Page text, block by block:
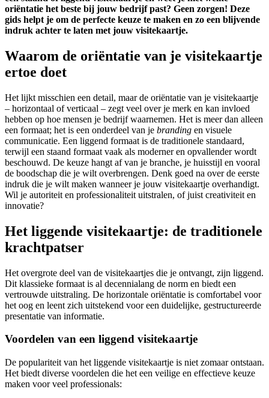
oriëntatie het beste bij jouw bedrijf past? Geen zorgen! Deze
gids helpt je om de perfecte keuze te maken en zo een blijvende
indruk achter te laten met jouw visitekaartje.
Waarom de oriëntatie van je visitekaartje
ertoe doet
Het lijkt misschien een detail, maar de oriëntatie van je visitekaartje
– horizontaal of verticaal – zegt veel over je merk en kan invloed
hebben op hoe mensen je bedrijf waarnemen. Het is meer dan alleen
een formaat; het is een onderdeel van je branding en visuele
communicatie. Een liggend formaat is de traditionele standaard,
terwijl een staand formaat vaak als moderner en opvallender wordt
beschouwd. De keuze hangt af van je branche, je huisstijl en vooral
de boodschap die je wilt overbrengen. Denk goed na over de eerste
indruk die je wilt maken wanneer je jouw visitekaartje overhandigt.
Wil je autoriteit en professionaliteit uitstralen, of juist creativiteit en
innovatie?
Het liggende visitekaartje: de traditionele
krachtpatser
Het overgrote deel van de visitekaartjes die je ontvangt, zijn liggend.
Dit klassieke formaat is al decennialang de norm en biedt een
vertrouwde uitstraling. De horizontale oriëntatie is comfortabel voor
het oog en leent zich uitstekend voor een duidelijke, gestructureerde
presentatie van informatie.
Voordelen van een liggend visitekaartje
De populariteit van het liggende visitekaartje is niet zomaar ontstaan.
Het biedt diverse voordelen die het een veilige en effectieve keuze
maken voor veel professionals: